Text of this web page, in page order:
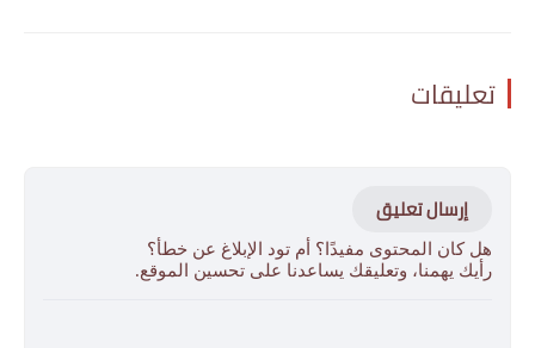
تعليقات
إرسال تعليق
هل كان المحتوى مفيدًا؟ أم تود الإبلاغ عن خطأ؟
رأيك يهمنا، وتعليقك يساعدنا على تحسين الموقع.